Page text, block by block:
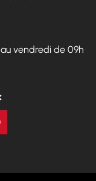
vendredi de 09h